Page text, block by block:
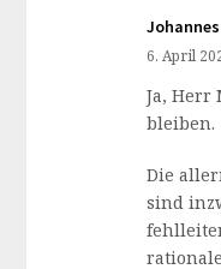
Johannes
6. April
Ja, Herr
bleiben.
Die
sind